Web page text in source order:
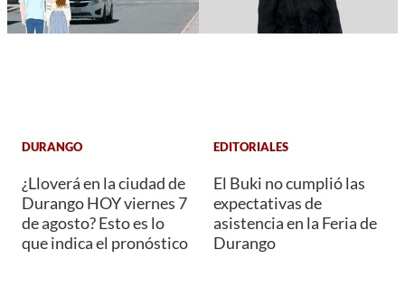
DURANGO
¿Lloverá en la ciudad de
Durango HOY viernes 7
de agosto? Esto es lo
que indica el pronóstico
EDITORIALES
El Buki no cumplió las
expectativas de
asistencia en la Feria de
Durango